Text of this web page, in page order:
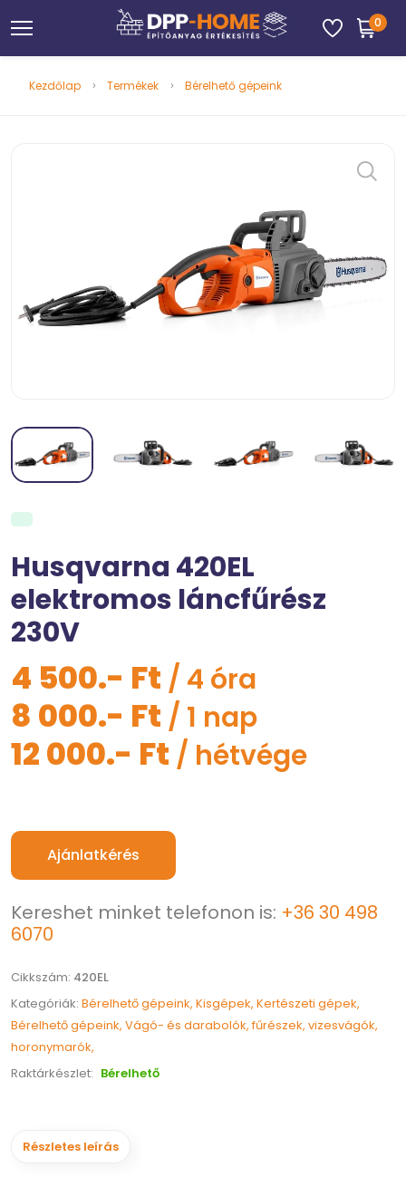
0
Kezdőlap Termékek Bérelhető gépeink
Husqvarna 420EL
elektromos láncfűrész
230V
4 500.- Ft / 4 óra
8 000.- Ft / 1 nap
12 000.- Ft / hétvége
Ajánlatkérés
Kereshet minket telefonon is: +36 30 498
6070
Cikkszám: 420EL
Kategóriák: Bérelhető gépeink, Kisgépek, Kertészeti gépek,
Bérelhető gépeink, Vágó- és darabolók, fűrészek, vizesvágók,
horonymarók,
Raktárkészlet: Bérelhető
Részletes leírás